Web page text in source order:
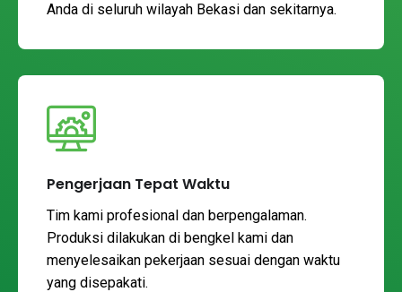
Anda di seluruh wilayah Bekasi dan sekitarnya.
Pengerjaan Tepat Waktu
Tim kami profesional dan berpengalaman.
Produksi dilakukan di bengkel kami dan
menyelesaikan pekerjaan sesuai dengan waktu
yang disepakati.